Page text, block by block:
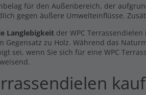
für den Außenbereich, der
gegen äußere Umwelteinflüsse.
Langlebigkeitder WPC
Gegensatz zu Holz. Während das
sei, wenn Sie sich für eine WPC